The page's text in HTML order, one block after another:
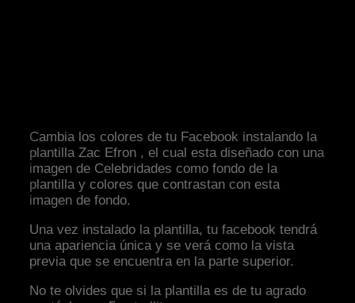
Cambia los colores de tu Facebook instalando la
plantilla Zac Efron , el cual esta diseñado con una
imagen de Celebridades como fondo de la
plantilla y colores que contrastan con esta
imagen de fondo.
Una vez instalado la plantilla, tu facebook tendrá
una apariencia única y se verá como la vista
previa que se encuentra en la parte superior.
No te olvides que si la plantilla es de tu agrado